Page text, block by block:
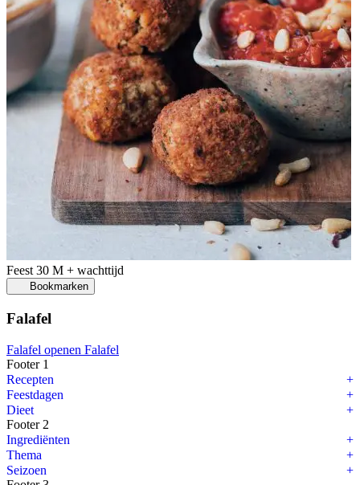
Feest 30 M + wachttijd
Bookmarken
Falafel
Falafel openen Falafel
Footer 1
Recepten
Feestdagen
Dieet
Footer 2
Ingrediënten
Thema
Seizoen